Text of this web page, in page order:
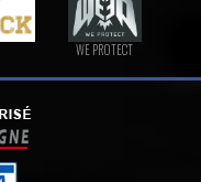
WE PROTECT